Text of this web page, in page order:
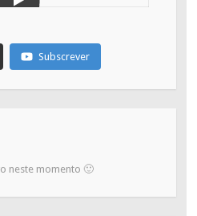
Subscrever
neste momento 🙂